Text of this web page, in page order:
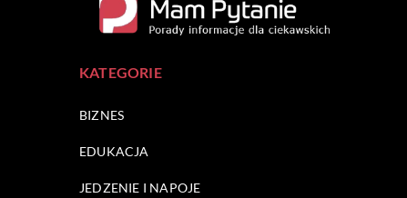
KATEGORIE
BIZNES
EDUKACJA
JEDZENIE I NAPOJE